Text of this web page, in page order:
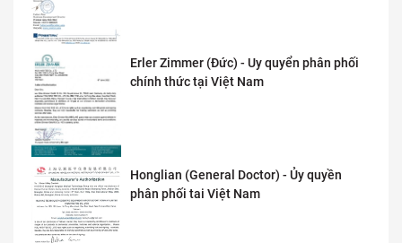
Erler Zimmer (Đức) - Uy quyển phân phối
chính thức tại Việt Nam
Honglian (General Doctor) - Ủy quyền
phân phối tai Việt Nam